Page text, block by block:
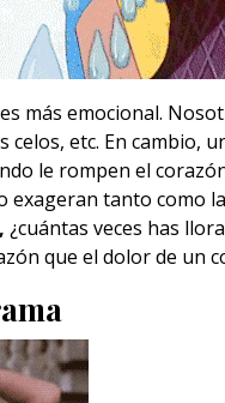
es más emocional.
celos, etc. En cambio,
le rompen el
exageran tanto como
¿cuántas veces has
que el dolor de un